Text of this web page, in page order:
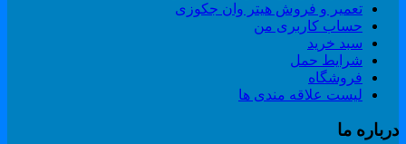
تعمیر و فروش هیتر وان جکوزی
حساب کاربری من
سبد خرید
شرایط حمل
فروشگاه
لیست علاقه مندی ها
ما